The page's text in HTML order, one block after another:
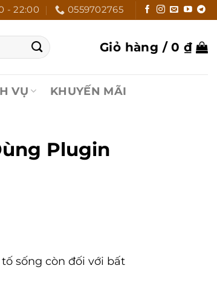
- 22:00 0559702765
Giỏ hàng /0₫
VỤ KHUYẾN MÃI
Plugin
sống còn đối với bất